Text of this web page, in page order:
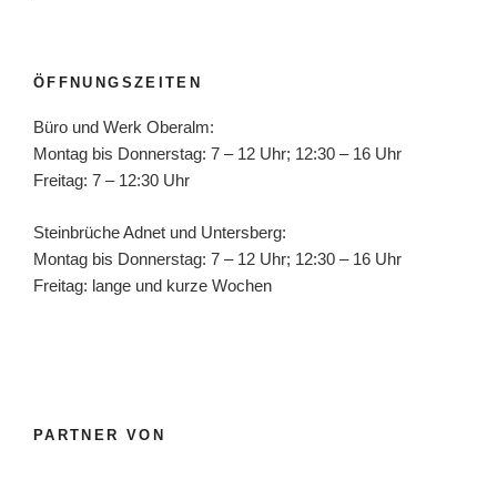
ÖFFNUNGSZEITEN
Büro und Werk Oberalm:
Montag bis Donnerstag: 7 – 12 Uhr; 12:30 – 16 Uhr
Freitag: 7 – 12:30 Uhr
Steinbrüche Adnet und Untersberg:
Montag bis Donnerstag: 7 – 12 Uhr; 12:30 – 16 Uhr
Freitag: lange und kurze Wochen
PARTNER VON